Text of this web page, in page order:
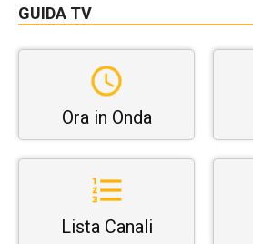
GUIDA TV
Ora in Onda
Lista Canali